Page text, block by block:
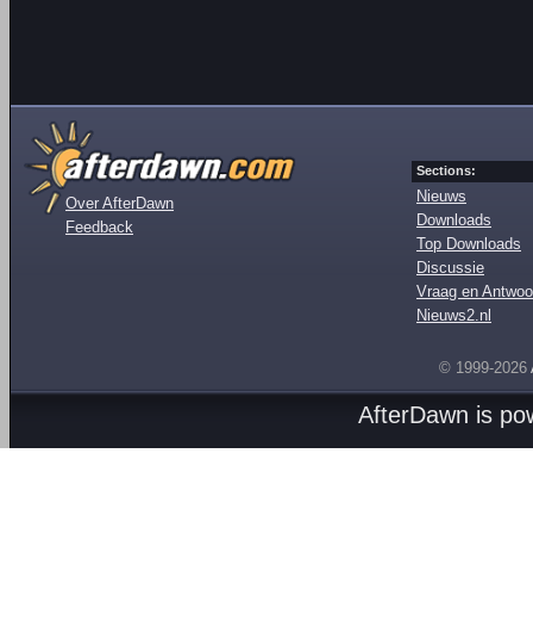
Over AfterDawn
Feedback
Sections:
Nieuws
Downloads
Top Downloads
Discussie
Vraag en
Nieuws2.nl
© 1999-2026
AfterDawn is